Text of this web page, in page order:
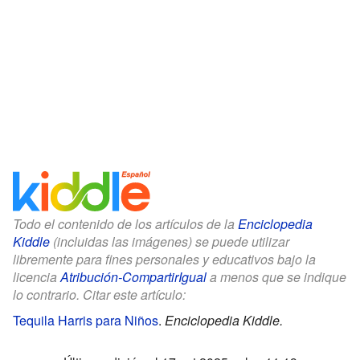
Todo el contenido de los artículos de la Enciclopedia
Kiddle (incluidas las imágenes) se puede utilizar
libremente para fines personales y educativos bajo la
licenciaAtribución-CompartirIguala menos que se indique
lo contrario. Citar este artículo:
Tequila Harris para Niños. Enciclopedia Kiddle.